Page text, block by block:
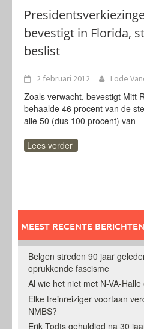
bevestigt in Florida,
beslist
2 februari 2012 Lode
Zoals verwacht, bevestigt Mitt
behaalde 46 procent van de
alle 50 (dus 100 procent) van
Lees verder
MEEST RECENTE BERICHTEN
Belgen streden 90 jaar
oprukkende fascisme
Al wie het niet met N-VA-Halle
Elke treinreiziger voortaan
NMBS?
Erik Todts gehuldigd na 30